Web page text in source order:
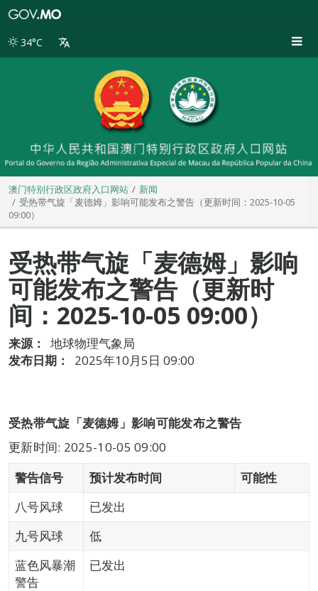
别
34°C
澳门特别行政区政府入口网站
新闻
受热带气旋「麦德姆」影响可能发布之警告（更新时间：2025-10-05
09:00）
受热带气旋「麦德姆」影响
可能发布之警告（更新时
间：2025-10-05 09:00）
来源：
地球物理气象局
发布日期：
2025年10月5日 09:00
受热带气旋「麦德姆」影响可能发布之警告
更新时间: 2025-10-05 09:00
警告信号
预计发布时间
可能性
八号风球
已发出
九号风球
低
蓝色风暴潮
警告
已发出